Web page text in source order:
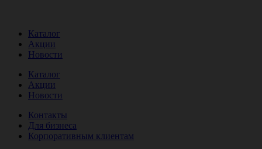
Каталог
Акции
Новости
Каталог
Акции
Новости
Контакты
Для бизнеса
Корпоративным клиентам